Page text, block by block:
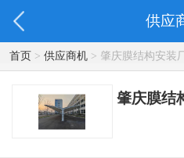
供应
首页> 供应商机> 肇庆膜结构安装
肇庆膜结